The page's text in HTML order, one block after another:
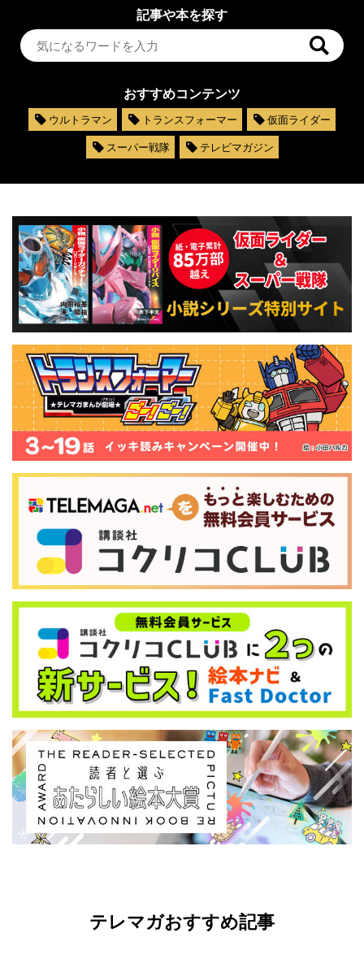
記事や本を探す
おすすめコンテンツ
ウルトラマン トランスフォーマー
仮面ライダー
スーパー戦隊
テレビマガジン
テレマガおすすめ記事